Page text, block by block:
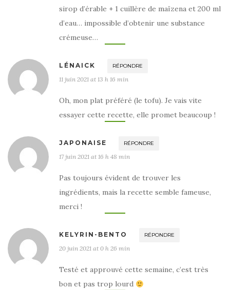
sirop d’érable + 1 cuillère de maïzena et 200 ml
d’eau… impossible d’obtenir une substance
crémeuse…
LÉNAICK RÉPONDRE
11 juin 2021 at 13 h 16 min
Oh, mon plat préféré (le tofu). Je vais vite
essayer cette recette, elle promet beaucoup !
JAPONAISE RÉPONDRE
17 juin 2021 at 16 h 48 min
Pas toujours évident de trouver les
ingrédients, mais la recette semble fameuse,
merci !
KELYRIN-BENTO RÉPONDRE
20 juin 2021 at 0 h 26 min
Testé et approuvé cette semaine, c’est très
bon et pas trop lourd